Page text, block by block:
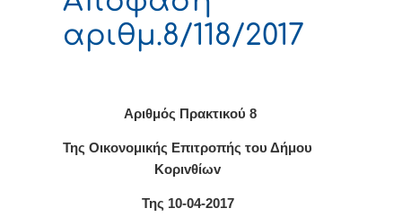
αριθμ.8/118/2017
Αριθμός Πρακτικού 8
Της Οικονομικής Επιτρoπής τoυ Δήμoυ
Κoριvθίωv
Της 10-04-2017